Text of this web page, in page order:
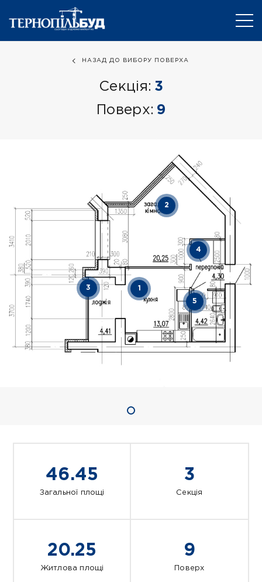
НАЗАД ДО ВИБОРУ ПОВЕРХА
Секція: 3
Поверх: 9
1
2
3
4
5
46.45
Загальної площі
3
Секція
20.25
Житлова площі
9
Поверх